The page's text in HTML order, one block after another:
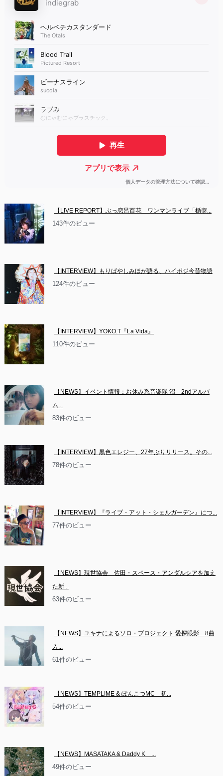
【LIVE REPORT】ぶっ恋呂百花　ワンマンライブ「楯突...
143件のビュー
【INTERVIEW】もりばやしみほが語る、ハイポジ今昔物語
124件のビュー
【INTERVIEW】YOKO.T『La Vida』
110件のビュー
【NEWS】イベント情報：お休み系音楽隊 沼　2ndアルバ
ム...
83件のビュー
【INTERVIEW】黒色エレジー、27年ぶりリリース。その...
78件のビュー
【INTERVIEW】『ライブ・アット・シェルガーデン』につ...
77件のビュー
【NEWS】現世協会　佐田・スペース・アンダルシアを加え
た新...
63件のビュー
【NEWS】ユキナによるソロ・プロジェクト 愛探眼影　8曲
入...
61件のビュー
【NEWS】TEMPLIME & ぽんこつMC　初...
54件のビュー
【NEWS】MASATAKA & Daddy K　...
49件のビュー